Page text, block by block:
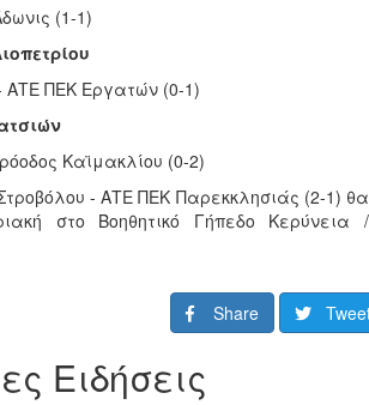
(1-1)
ΑΤΕ ΠΕΚ Εργατών (0-1)
Καϊμακλίου (0-2)
- ΑΤΕ ΠΕΚ Παρεκκλησιάς (2-1) θα
στο Βοηθητικό Γήπεδο Κερύνεια /
Share
Ειδήσεις